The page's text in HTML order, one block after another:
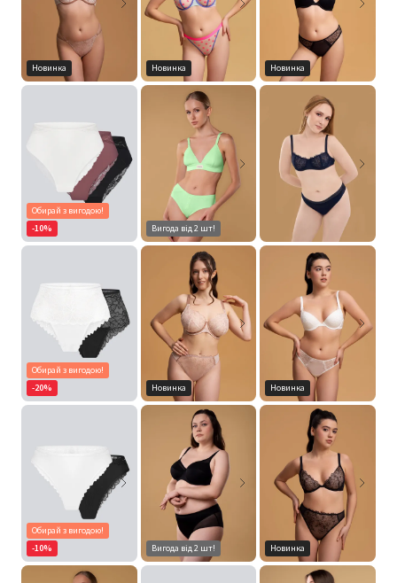
Новинка Новинка Новинка
Обирай з вигодою!
-10%
Вигода від 2 шт!
Обирай з вигодою!
-20%
Новинка Новинка
Обирай з вигодою!
-10%
Вигода від 2 шт! Новинка